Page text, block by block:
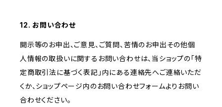
12. お問い合わせ
開示等のお申出、ご意見、ご質問、苦情のお申出その他個
人情報の取扱いに関するお問い合わせは、当ショップの「特
定商取引法に基づく表記」内にある連絡先へご連絡いただ
くか、ショップページ内のお問い合わせフォームよりお問い
合わせください。